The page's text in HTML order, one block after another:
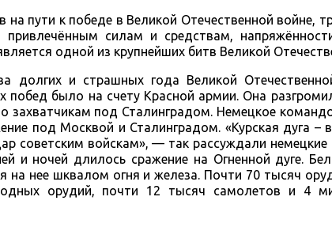
на пути к победе в Великой Отечественной войне,
привлечённым силам и средствам,
одной из крупнейших битв Великой
долгих и страшных года Великой
побед было на счету Красной армии. Она
захватчикам под Сталинградом. Немецкое
под Москвой и Сталинградом. «Курская дуга –
советским войскам», — так рассуждали немецкие
и ночей длилось сражение на Огненной дуге.
нее шквалом огня и железа. Почти 70 тысяч
орудий, почти 12 тысяч самолетов и 4